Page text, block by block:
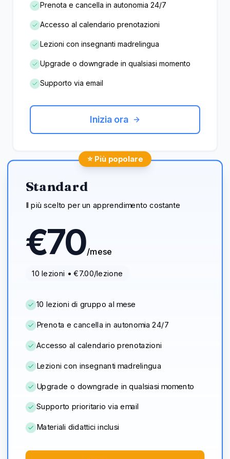
Prenota e cancella in autonomia 24/7
Accesso al calendario prenotazioni
Lezioni con insegnanti madrelingua
Upgrade o downgrade in qualsiasi momento
Supporto via email
Inizia ora
⭐ Più popolare
Standard
Il più scelto per un apprendimento costante
€70/mese
10 lezioni • €7.00/lezione
10 lezioni di gruppo al mese
Prenota e cancella in autonomia 24/7
Accesso al calendario prenotazioni
Lezioni con insegnanti madrelingua
Upgrade o downgrade in qualsiasi momento
Supporto prioritario via email
Materiali didattici inclusi